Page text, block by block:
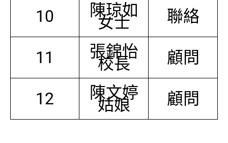
10 陳琼如
女士 聯絡
11 張錦怡
校長 顧問
12 陳文婷
姑娘 顧問